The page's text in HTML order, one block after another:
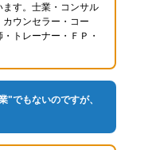
す。士業・コンサル
ウンセラー・コー
トレーナー・ＦＰ・
"でもないのですが、